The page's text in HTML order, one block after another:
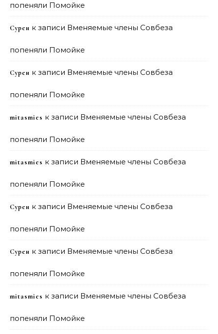
попеняли Помойке
Сурен к записи Вменяемые члены Совбеза
попеняли Помойке
Сурен к записи Вменяемые члены Совбеза
попеняли Помойке
mitasmies к записи Вменяемые члены Совбеза
попеняли Помойке
mitasmies к записи Вменяемые члены Совбеза
попеняли Помойке
Сурен к записи Вменяемые члены Совбеза
попеняли Помойке
Сурен к записи Вменяемые члены Совбеза
попеняли Помойке
mitasmies к записи Вменяемые члены Совбеза
попеняли Помойке